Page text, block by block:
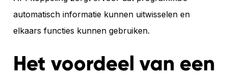
automatisch informatie kunnen uitwisselen en
elkaars functies kunnen gebruiken.
Het voordeel van een